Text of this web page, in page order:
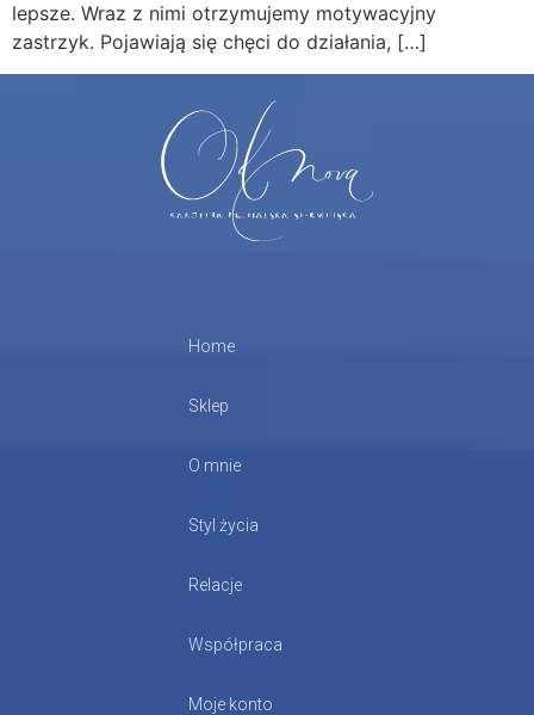
lepsze. Wraz z nimi otrzymujemy motywacyjny
zastrzyk. Pojawiają się chęci do działania, […]
Home
Sklep
O mnie
Styl życia
Relacje
Współpraca
Moje konto